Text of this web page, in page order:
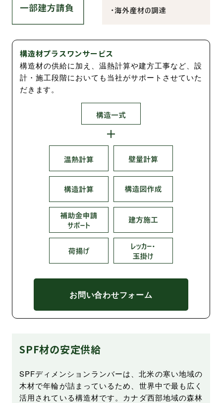
構造材プラスワンサービス
構造材の供給に加え、温熱計算や建方工事など、設
計・施工段階においても当社がサポートさせていた
だきます。
お問い合わせフォーム
SPF材の安定供給
SPFディメンションランバーは、北米の寒い地域の
木材で年輪が詰まっているため、世界中で最も広く
活用されている構造材です。カナダ西部地域の森林